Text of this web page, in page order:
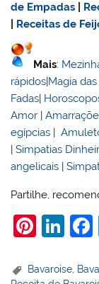
de Empadas
Receitas de
Mais:
rápidos|Magia das
Fadas|
Amor |
egípcias |
|Simpatias
angelicais |
Partilhe,
Pi
er
Li
k
Bavaroise